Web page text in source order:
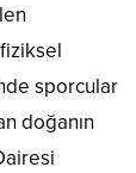
sporcular
doğanın